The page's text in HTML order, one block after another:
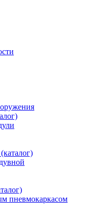
пневмокаркасом